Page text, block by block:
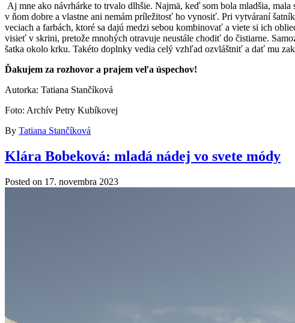
Aj mne ako návrhárke to trvalo dlhšie. Najmä, keď som bola mladšia,
v ňom dobre a vlastne ani nemám príležitosť ho vynosiť. Pri vytváraní
veciach a farbách, ktoré sa dajú medzi sebou kombinovať a viete si ich
visieť v skrini, pretože mnohých otravuje neustále chodiť do čistiarne.
šatka okolo krku. Takéto doplnky vedia celý vzhľad ozvláštniť a dať mu
Ďakujem za rozhovor a prajem veľa úspechov!
Autorka: Tatiana Stančíková
Foto: Archív Petry Kubíkovej
By Tatiana Stančíková
Klára Bobeková: mladá nádej vo svete módy
Posted on 17. novembra 2023